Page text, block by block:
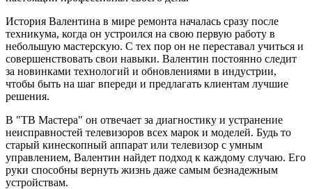
История Валентина в мире ремонта началась сразу после
техникума, когда он устроился на свою первую работу в
небольшую мастерскую. С тех пор он не переставал учиться и
совершенствовать свои навыки. Валентин постоянно следит
за новинками технологий и обновлениями в индустрии,
чтобы быть на шаг впереди и предлагать клиентам лучшие
решения.
В "ТВ Мастера" он отвечает за диагностику и устранение
неисправностей телевизоров всех марок и моделей. Будь то
старый кинескопный аппарат или телевизор с умным
управлением, Валентин найдет подход к каждому случаю. Его
руки способны вернуть жизнь даже самым безнадежным
устройствам.